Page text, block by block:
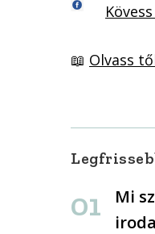
📖 Olvass
Mi